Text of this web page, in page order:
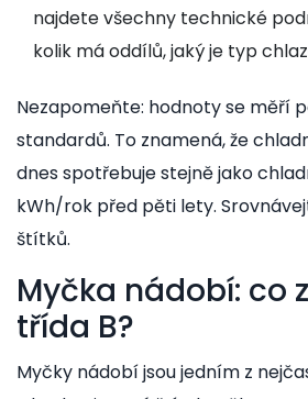
najdete všechny technické
kolik má oddílů, jaký je typ
Nezapomeňte: hodnoty se měří
standardů. To znamená, že
dnes spotřebuje stejně jako
kWh/rok před pěti lety.
štítků.
Myčka nádobí: co
třída B?
Myčky nádobí jsou jedním z